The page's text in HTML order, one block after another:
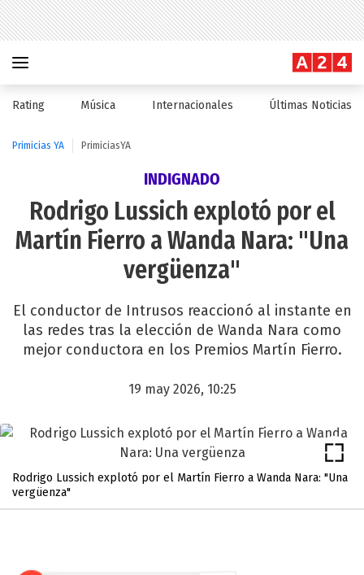
Rating Música Internacionales Últimas Noticias
Primicias YA PrimiciasYA
INDIGNADO
Rodrigo Lussich explotó por el
Martín Fierro a Wanda Nara: "Una
vergüenza"
El conductor de Intrusos reaccionó al instante en
las redes tras la elección de Wanda Nara como
mejor conductora en los Premios Martín Fierro.
19 may 2026, 10:25
Rodrigo Lussich explotó por el Martín Fierro a Wanda Nara: "Una
vergüenza"